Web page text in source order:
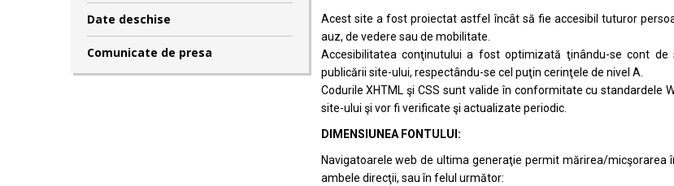
Date deschise
Comunicate de presa
Acest site a fost proiectat astfel încât să fie accesibil tuturor
auz, de vedere sau de mobilitate.
Accesibilitatea conţinutului a fost optimizată ţinându-se cont
publicării site-ului, respectându-se cel puţin cerinţele de nivel A.
Codurile XHTML şi CSS sunt valide în conformitate cu standardele
site-ului şi vor fi verificate şi actualizate periodic.
DIMENSIUNEA FONTULUI:
Navigatoarele web de ultima generaţie permit mărirea/
ambele direcţii, sau în felul următor: